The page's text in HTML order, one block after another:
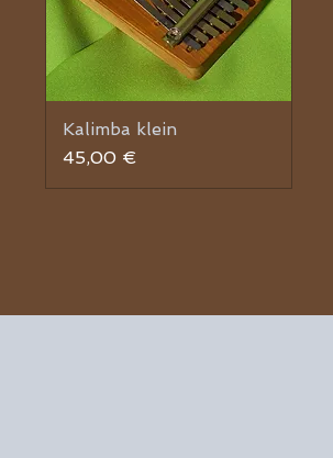
Schnellansicht
Kalimba klein
Preis
45,00 €